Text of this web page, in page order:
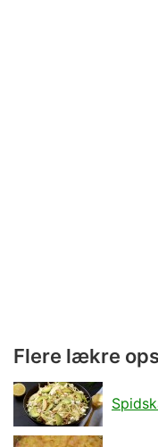
Flere lækre